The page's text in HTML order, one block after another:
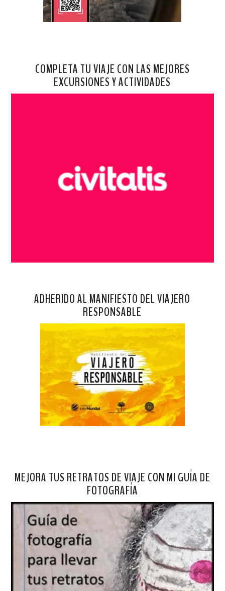
COMPLETA TU VIAJE CON LAS MEJORES
EXCURSIONES Y ACTIVIDADES
ADHERIDO AL MANIFIESTO DEL VIAJERO
RESPONSABLE
MEJORA TUS RETRATOS DE VIAJE CON MI GUÍA DE
FOTOGRAFÍA